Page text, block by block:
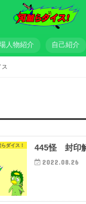
人物紹介 自己紹介
らダイス！ 445怪 封印
2022.08.26